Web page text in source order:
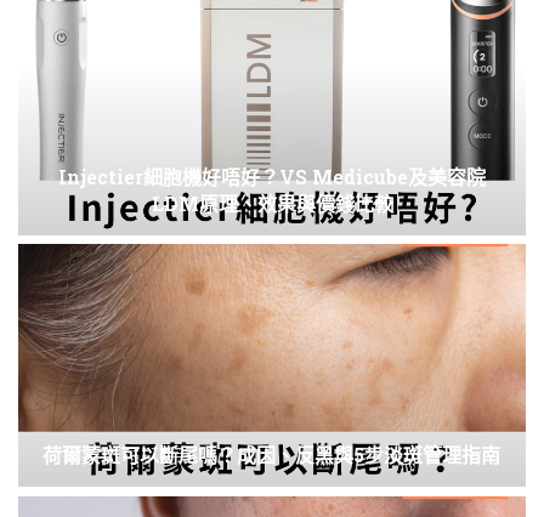
Injectier細胞機好唔好？VS Medicube及美容院
LDM原理、效果與價錢比較
荷爾蒙斑可以斷尾嗎？成因、反黑與5步淡斑管理指南